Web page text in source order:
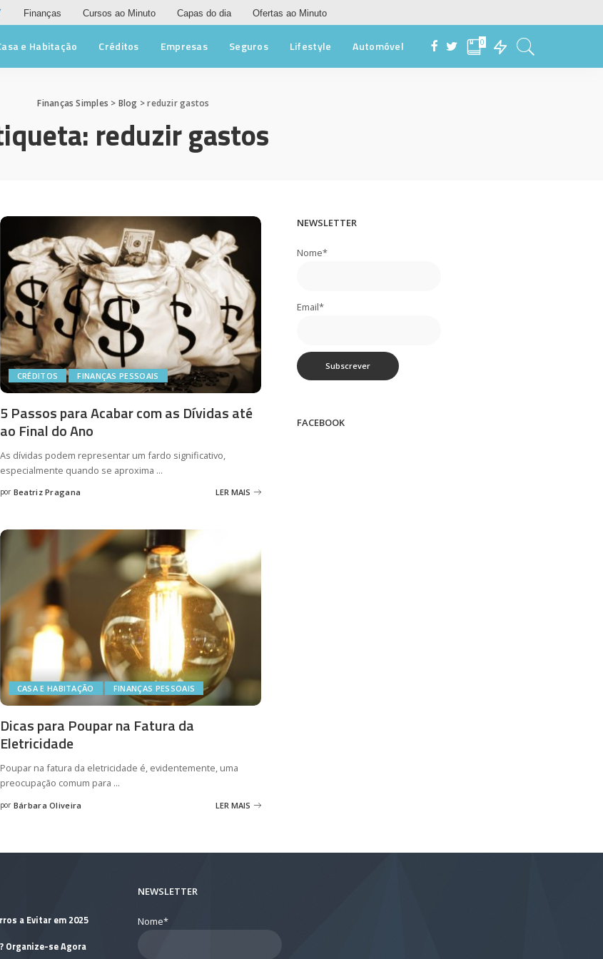
Finanças Cursos ao Minuto Capas do dia Ofertas ao Minuto
e Habitação Créditos Empresas Seguros Lifestyle Automóvel 0
Finanças Simples > Blog >reduzir gastos
reduzir gastos
CRÉDITOS FINANÇAS PESSOAIS
5 Passos para Acabar com as Dívidas até
ao Final do Ano
As dívidas podem representar um fardo significativo,
especialmente quando se aproxima ...
Posted
por Beatriz Pragana LER MAIS
CASA E HABITAÇÃO FINANÇAS PESSOAIS
Dicas para Poupar na Fatura da
Eletricidade
Poupar na fatura da eletricidade é, evidentemente, uma
preocupação comum para ...
Posted
por Bárbara Oliveira LER MAIS
NEWSLETTER
Nome*
Email*
FACEBOOK
a Evitar em 2025
Organize-se Agora
NEWSLETTER
Nome*